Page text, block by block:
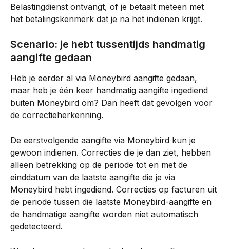
Belastingdienst ontvangt, of je betaalt meteen met
het betalingskenmerk dat je na het indienen krijgt.
Scenario: je hebt tussentijds handmatig
aangifte gedaan
Heb je eerder al via Moneybird aangifte gedaan,
maar heb je één keer handmatig aangifte ingediend
buiten Moneybird om? Dan heeft dat gevolgen voor
de correctieherkenning.
De eerstvolgende aangifte via Moneybird kun je
gewoon indienen. Correcties die je dan ziet, hebben
alleen betrekking op de periode tot en met de
einddatum van de laatste aangifte die je via
Moneybird hebt ingediend. Correcties op facturen uit
de periode tussen die laatste Moneybird-aangifte en
de handmatige aangifte worden niet automatisch
gedetecteerd.